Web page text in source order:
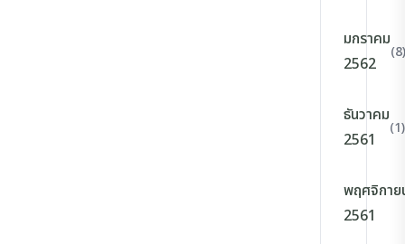
มกราคม
2562
(8)
ธันวาคม
2561
(1)
พฤศจิกาย
2561